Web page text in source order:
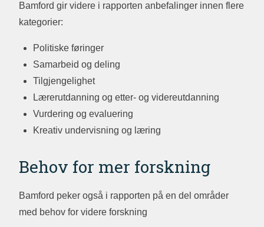
Bamford gir videre i rapporten anbefalinger innen flere
kategorier:
Politiske føringer
Samarbeid og deling
Tilgjengelighet
Lærerutdanning og etter- og videreutdanning
Vurdering og evaluering
Kreativ undervisning og læring
Behov for mer forskning
Bamford peker også i rapporten på en del områder
med behov for videre forskning